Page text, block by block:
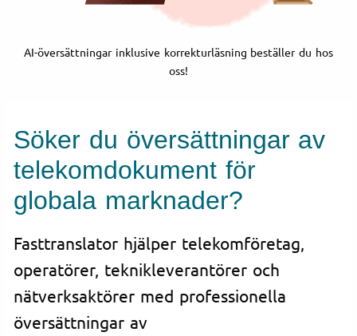
AI-översättningar inklusive korrekturläsning beställer du hos
oss!
Söker du översättningar av
telekomdokument för
globala marknader?
Fasttranslator hjälper telekomföretag,
operatörer, teknikleverantörer och
nätverksaktörer med professionella
översättningar av